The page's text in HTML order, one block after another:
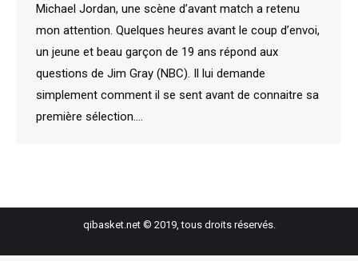
Michael Jordan, une scène d’avant match a retenu
mon attention. Quelques heures avant le coup d’envoi,
un jeune et beau garçon de 19 ans répond aux
questions de Jim Gray (NBC). Il lui demande
simplement comment il se sent avant de connaitre sa
première sélection.…
qibasket.net © 2019, tous droits réservés.